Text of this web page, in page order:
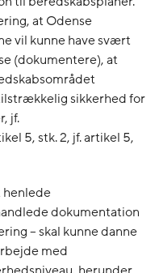
at Odense
vil kunne have svært
(dokumentere), at
sikkerhed for
jf.
5, stk. 2, jf. artikel 5,
henlede
dokumentation
– skal kunne danne
med